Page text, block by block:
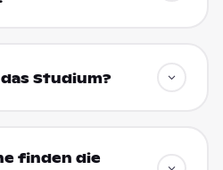
Studium?
finden die